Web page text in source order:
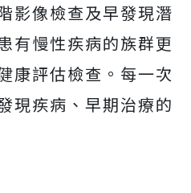
影像檢查及早發現潛
有慢性疾病的族群更
康評估檢查。每一次
現疾病、早期治療的